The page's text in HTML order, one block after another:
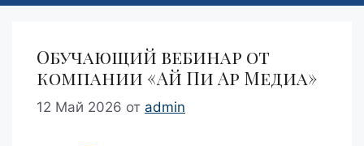
Обучающий вебинар от
компании «Ай Пи Ар Медиа»
12 Май 2026 от admin